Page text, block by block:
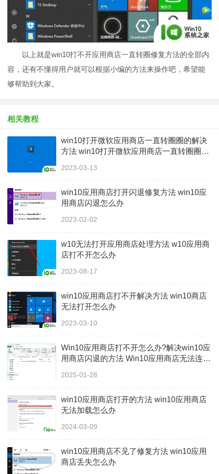
以上就是win10打不开应用商店一直转圈修复方法的全部内
容，还有不懂得用户就可以根据小编的方法来操作吧，希望能
够帮助到大家。
相关教程
win10打开微软应用商店一直转圈圈的解决
方法 win10打开微软应用商店一直转圈圈怎
2023-03-13
win10应用商店打开闪退修复方法 ​win10应
用商店闪退怎么办
2023-02-02
w10无法打开应用商店处理方法 w10应用商
店打不开怎么办
2023-08-17
win10应用商店打不开解决方法 ​win10商店
无法打开怎么办
2023-03-10
Win10应用商店打不开怎么办?解决win10应
用商店闪退的方法 Win10应用商店无法连接
题
2025-01-28
win10应用商店打开的方法 win10应用商店
无法加载怎么办
2024-03-09
win10应用商店不见了修复方法 win10应用
商店丢失怎么办